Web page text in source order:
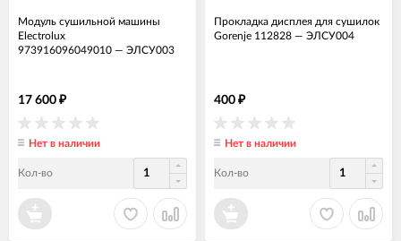
Модуль сушильной машины
Electrolux
973916096049010 — ЭЛСУ003
17 600 ₽
Нет в наличии
Кол-во
Прокладка дисплея для сушилок
Gorenje 112828 — ЭЛСУ004
400 ₽
Нет в наличии
Кол-во